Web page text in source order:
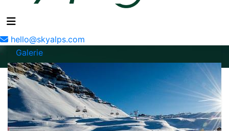
hello@skyalps.com
Galerie